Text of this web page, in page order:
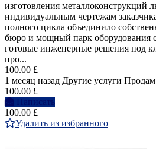
изготовления металлоконструкций
индивидуальным чертежам
полного цикла объединило
бюро и мощный парк оборудования
готовые инженерные решения под
про...
100.00 £
1 месяц назад Другие услуги Продам
100.00 £
Написать
100.00 £
Удалить из избранного